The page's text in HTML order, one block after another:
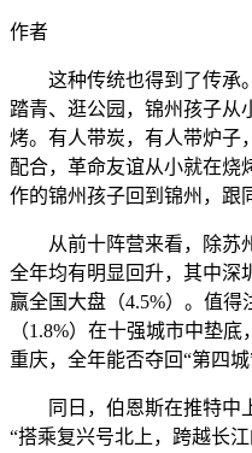
作者
这种传统也得到了传承
踏青、逛公园，锦州孩子从
烤。有人带炭，有人带炉子
配合，革命友谊从小就在烧
作的锦州孩子回到锦州，跟
从前十阵营来看，除苏州
全年均有明显回升，其中深
赢全国大盘（4.5%）。值
（1.8%）在十强城市中垫
重庆，全年能否夺回“第四
同日，伯恩斯在推特中
“搭乘复兴号北上，跨越长